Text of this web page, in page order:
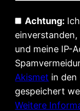
Achtung:
einverstanden,
und meine IP-
Akismet in den
gespeichert
Weitere